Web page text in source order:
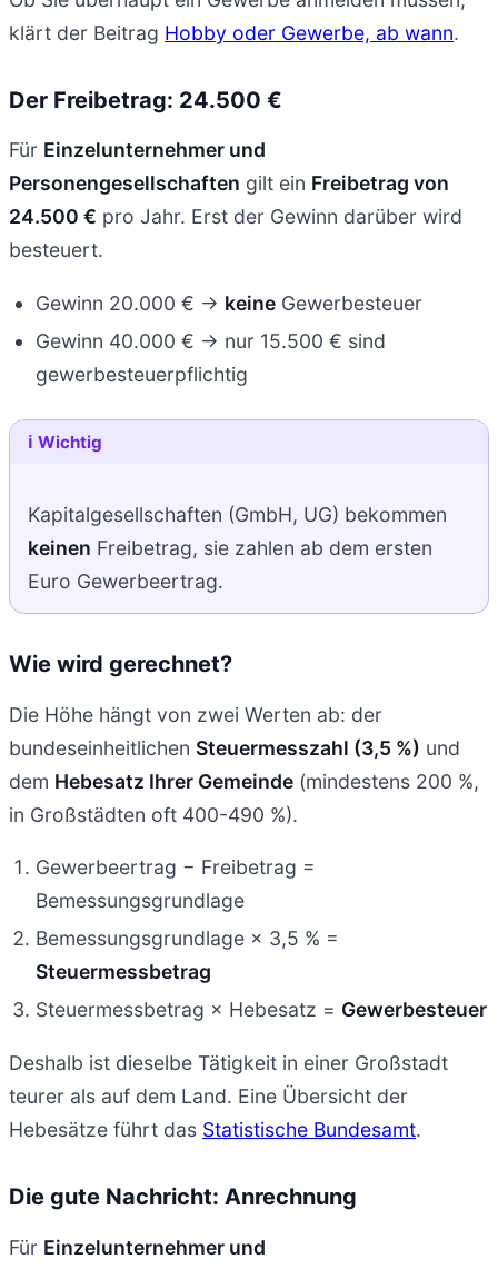
klärt der Beitrag Hobby oder Gewerbe, ab wann.
Der Freibetrag: 24.500 €
Für Einzelunternehmer und
Personengesellschaften gilt ein Freibetrag von
24.500 € pro Jahr. Erst der Gewinn darüber wird
besteuert.
Gewinn 20.000 € → keine Gewerbesteuer
Gewinn 40.000 € → nur 15.500 € sind
gewerbesteuerpflichtig
ℹ️ Wichtig
Kapitalgesellschaften (GmbH, UG) bekommen
keinen Freibetrag, sie zahlen ab dem ersten
Euro Gewerbeertrag.
Wie wird gerechnet?
Die Höhe hängt von zwei Werten ab: der
bundeseinheitlichen Steuermesszahl (3,5 %) und
dem Hebesatz Ihrer Gemeinde (mindestens 200 %,
in Großstädten oft 400-490 %).
Gewerbeertrag − Freibetrag =
Bemessungsgrundlage
Bemessungsgrundlage × 3,5 % =
Steuermessbetrag
Steuermessbetrag × Hebesatz = Gewerbesteuer
Deshalb ist dieselbe Tätigkeit in einer Großstadt
teurer als auf dem Land. Eine Übersicht der
Hebesätze führt das Statistische Bundesamt.
Die gute Nachricht: Anrechnung
Für Einzelunternehmer und